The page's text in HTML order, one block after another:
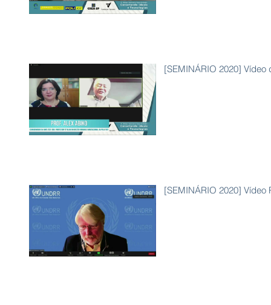
[SEMINÁRIO 2020]
[SEMINÁRIO 2020]